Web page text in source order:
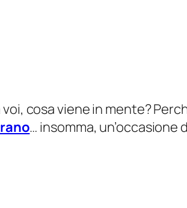
voi, cosa viene in mente?
… insomma, un’occasione